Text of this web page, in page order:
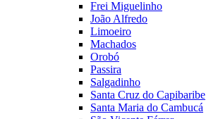
Frei Miguelinho
João Alfredo
Limoeiro
Machados
Orobó
Passira
Salgadinho
Santa Cruz do Capibaribe
Santa Maria do Cambucá